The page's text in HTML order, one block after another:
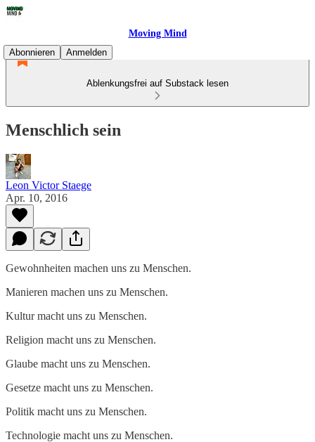
Moving Mind
Abonnieren
Anmelden
Ablenkungsfrei auf Substack lesen
Menschlich sein
Leon Victor Staege
Apr. 10, 2016
Gewohnheiten machen uns zu Menschen.
Manieren machen uns zu Menschen.
Kultur macht uns zu Menschen.
Religion macht uns zu Menschen.
Glaube macht uns zu Menschen.
Gesetze macht uns zu Menschen.
Politik macht uns zu Menschen.
Technologie macht uns zu Menschen.